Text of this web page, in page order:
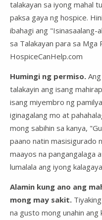
talakayan sa iyong mahal
paksa gaya ng hospice.
ibahagi ang "Isinasaalang-
sa Talakayan para sa Mga
HospiceCanHelp.com
Humingi ng permiso.
talakayin ang isang
isang miyembro ng
iginagalang mo at
mong sabihin sa kanya,
paano natin masisigurado
maayos na pangangalaga
lumalala ang iyong
Alamin kung ano ang
mong may sakit.
na gusto mong unahin ang